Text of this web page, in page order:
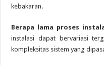
kebakaran.
Berapa lama proses
instalasi dapat bervariasi
kompleksitas sistem yang